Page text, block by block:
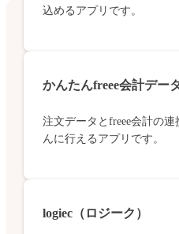
込めるアプリです。
かんたんfreee会計デー
注文データとfreee会計の
んに行えるアプリです。
logiec（ロジーク）